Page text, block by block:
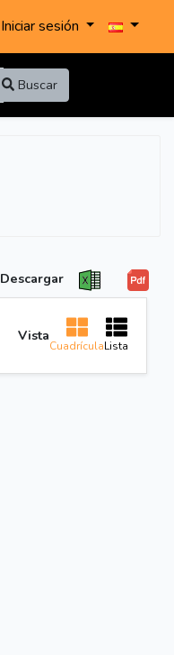
Iniciar sesión
Buscar
Descargar
Vista
CuadrículaLista